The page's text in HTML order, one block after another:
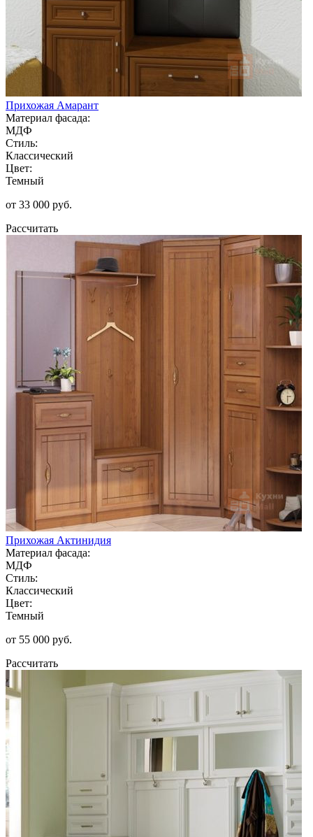
Прихожая Амарант
Материал фасада:
МДФ
Стиль:
Классический
Цвет:
Темный
от 33 000 руб.
Рассчитать
Прихожая Актинидия
Материал фасада:
МДФ
Стиль:
Классический
Цвет:
Темный
от 55 000 руб.
Рассчитать